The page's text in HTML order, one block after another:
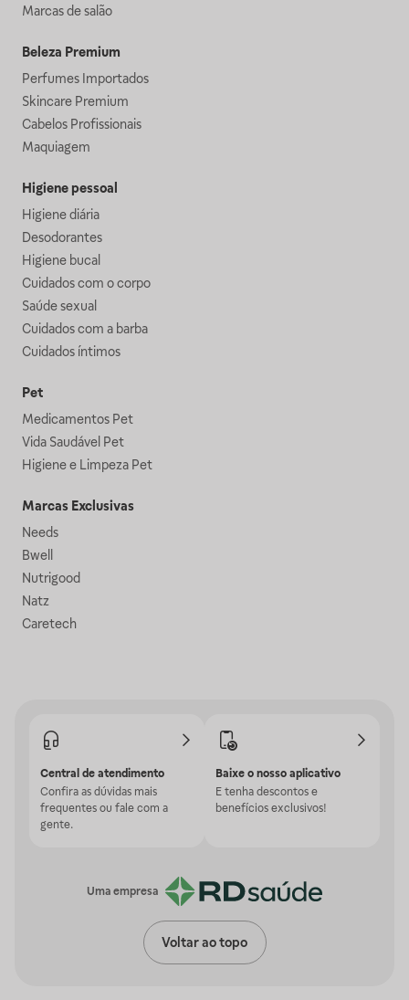
Marcas de salão
Beleza Premium
Perfumes Importados
Skincare Premium
Cabelos Profissionais
Maquiagem
Higiene pessoal
Higiene diária
Desodorantes
Higiene bucal
Cuidados com o corpo
Saúde sexual
Cuidados com a barba
Cuidados íntimos
Pet
Medicamentos Pet
Vida Saudável Pet
Higiene e Limpeza Pet
Marcas Exclusivas
Needs
Bwell
Nutrigood
Natz
Caretech
Central de atendimento
Confira as dúvidas mais
frequentes ou fale com a
gente.
Baixe o nosso aplicativo
E tenha descontos e
benefícios exclusivos!
Uma empresa
Voltar ao topo